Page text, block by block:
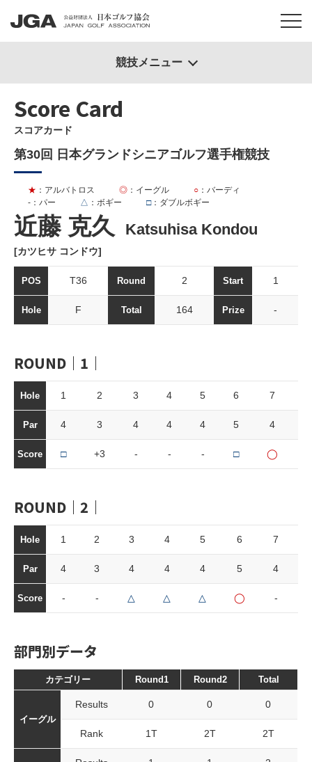
Score Card
スコアカード
第30回 日本グランドシニアゴルフ選手権競技
近藤 克久 Katsuhisa Kondou
[カツヒサ コンドウ]
★ ：アルバトロス ◎ ：イーグル ○ ：バーディ
- ：パー △ ：ボギー □：ダブルボギー
POS T36 Round 2 Start 1
Hole F Total 164 Prize -
ROUND｜1｜
Hole 1 2 3 4 5 6 7
Par 4 3 4 4 4 5 4
Score □ +3 - - - □ ◯
ROUND｜2｜
Hole 1 2 3 4 5 6 7
Par 4 3 4 4 4 5 4
Score - - △ △ △ ◯ -
部門別データ
カテゴリー Round1 Round2 Total
イーグル
Results 0 0 0
Rank 1T 2T 2T
競技メニュー